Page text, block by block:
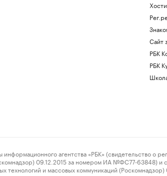
Сайт
РБК
РБК
агентства «РБК» (свидетельство о
09.12.2015 за номером ИА №ФС77-63848) и
и массовых коммуникаций